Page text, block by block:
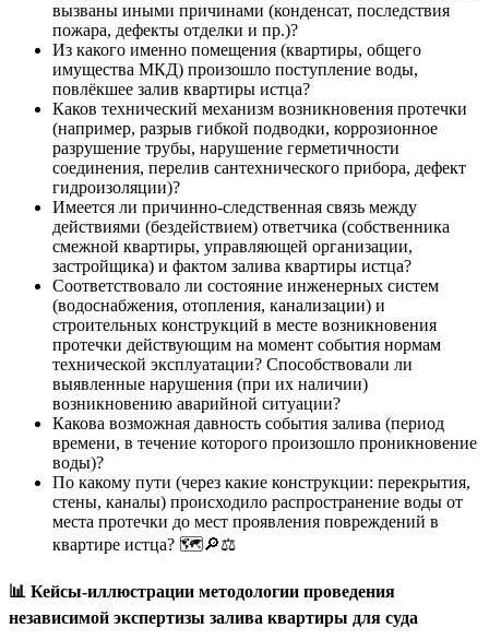
вызваны иными причинами (конденсат, последствия
пожара, дефекты отделки и пр.)?
Из какого именно помещения (квартиры, общего
имущества МКД) произошло поступление воды,
повлёкшее залив квартиры истца?
Каков технический механизм возникновения протечки
(например, разрыв гибкой подводки, коррозионное
разрушение трубы, нарушение герметичности
соединения, перелив сантехнического прибора, дефект
гидроизоляции)?
Имеется ли причинно-следственная связь между
действиями (бездействием) ответчика (собственника
смежной квартиры, управляющей организации,
застройщика) и фактом залива квартиры истца?
Соответствовало ли состояние инженерных систем
(водоснабжения, отопления, канализации) и
строительных конструкций в месте возникновения
протечки действующим на момент события нормам
технической эксплуатации? Способствовали ли
выявленные нарушения (при их наличии)
возникновению аварийной ситуации?
Какова возможная давность события залива (период
времени, в течение которого произошло проникновение
воды)?
По какому пути (через какие конструкции: перекрытия,
стены, каналы) происходило распространение воды от
места протечки до мест проявления повреждений в
квартире истца? 🗺️🔎⚖️
📊 Кейсы-иллюстрации методологии проведения
независимой экспертизы залива квартиры для суда